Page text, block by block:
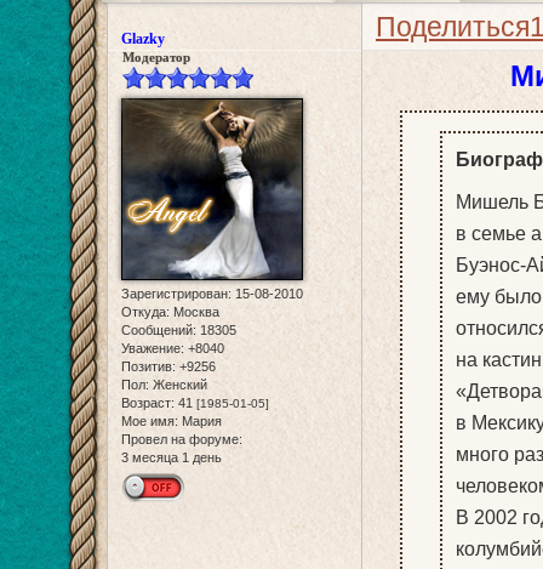
Поделиться
Glazky
Модератор
Зарегистрирован: 15-08-2010
Откуда: Москва
Сообщений: 18305
Уважение: +8040
Позитив: +9256
Пол: Женский
Возраст: 41 [1985-01-05]
Мое имя: Мария
Провел на форуме:
3 месяца 1 день
Мишель
в семье
Буэнос-
ему было
на
в
много
В 2002